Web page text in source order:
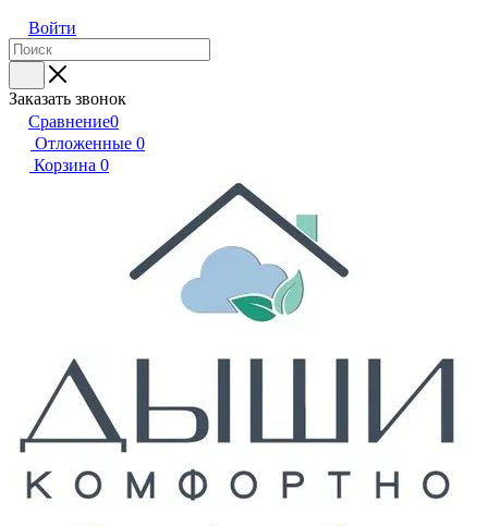
Войти
Заказать звонок
Сравнение0
Отложенные 0
Корзина 0